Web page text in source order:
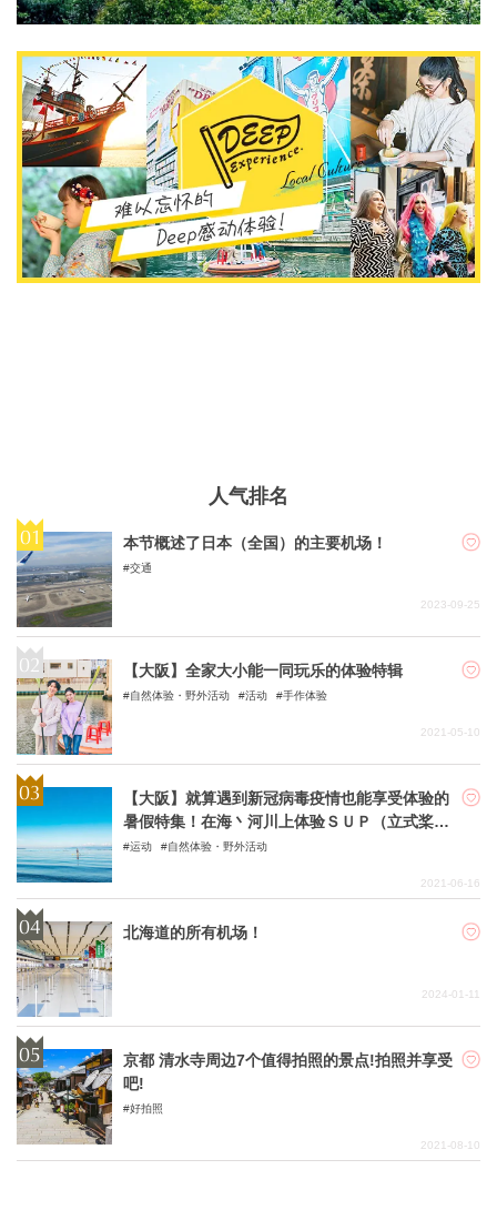
人气排名
本节概述了日本（全国）的主要机场！
交通
2023-09-25
【大阪】全家大小能一同玩乐的体验特辑
自然体验・野外活动 活动 手作体验
2021-05-10
【大阪】就算遇到新冠病毒疫情也能享受体验的
暑假特集！在海丶河川上体验ＳＵＰ（立式桨板
运动）和ＳＵＰ瑜珈活动
运动 自然体验・野外活动
2021-06-16
北海道的所有机场！
2024-01-11
京都 清水寺周边7个值得拍照的景点!拍照并享受
吧!
好拍照
2021-08-10